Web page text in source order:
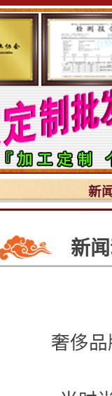
新
新
奢侈品